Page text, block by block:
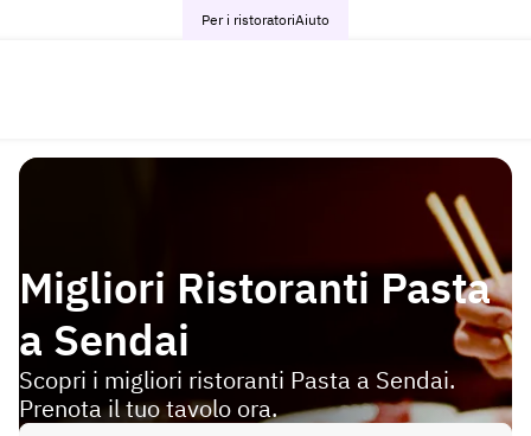
Per i ristoratoriAiuto
Migliori Ristoranti Pasta
a Sendai
Scopri i migliori ristoranti Pasta a Sendai.
Prenota il tuo tavolo ora.